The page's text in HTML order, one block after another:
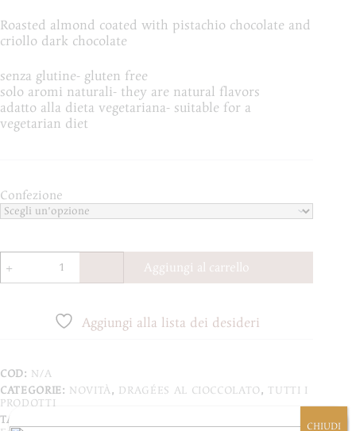
Roasted almond coated with pistachio chocolate and
criollo dark chocolate
senza glutine- gluten free
solo aromi naturali- they are natural flavors
adatto alla dieta vegetariana- suitable for a
vegetarian diet
Confezione
al
Aggiungi al carrello
Aggiungi alla lista dei desideri
COD: N/A
CATEGORIE: NOVITÀ, DRAGÉES AL CIOCCOLATO,TUTTI I
PRODOTTI
TAG:
CHIUDI